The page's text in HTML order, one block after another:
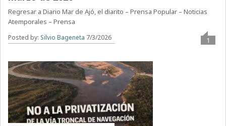
Regresar a Diario Mar de Ajó, el diarito – Prensa Popular – Noticias
Atemporales – Prensa
Posted by: Silvio Bageneta 7/3/2026 1